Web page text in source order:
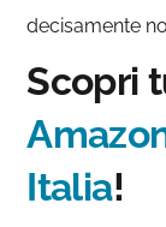
decisamente
Scopri
Italia!